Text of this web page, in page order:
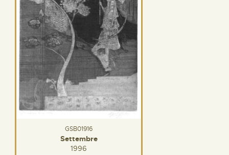
GSB01916
Settembre
1996